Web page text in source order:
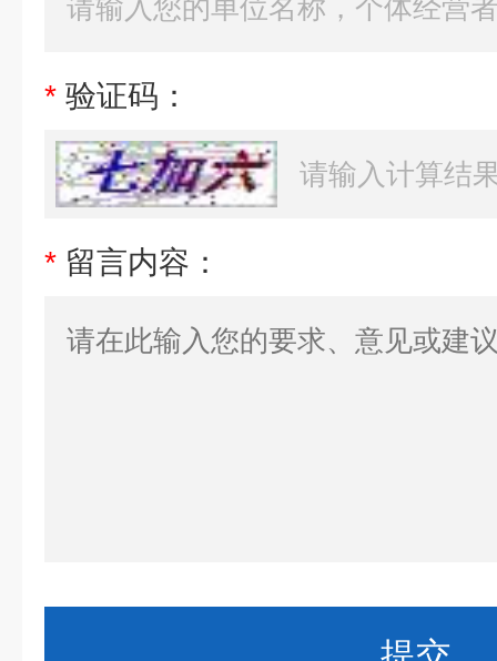
* 验证码：
* 留言内容：